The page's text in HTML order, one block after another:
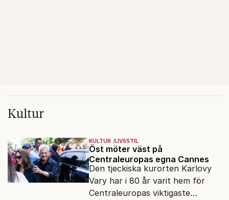
Kultur
KULTUR LIVSSTIL
Öst möter väst på
Centraleuropas egna Cannes
Den tjeckiska kurorten Karlovy
Vary har i 80 år varit hem för
Centraleuropas viktigaste